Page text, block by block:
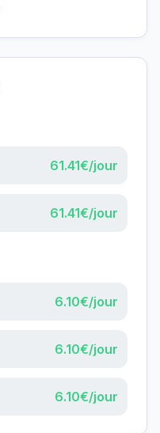
61.41€/jour
61.41€/jour
6.10€/jour
6.10€/jour
6.10€/jour